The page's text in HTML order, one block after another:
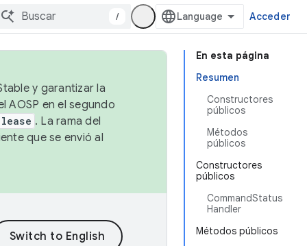
/ Acceder
En esta página
Resumen
Constructores
públicos
Métodos
públicos
Constructores
públicos
CommandStatus
Handler
Métodos públicos
y garantizar la
AOSP en el segundo
. La rama del
que se envió al